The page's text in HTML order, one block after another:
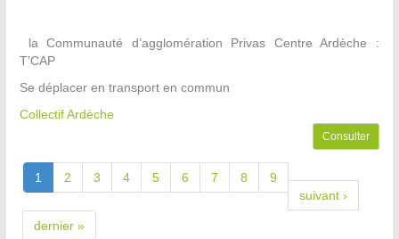
la Communauté d’agglomération Privas Centre Ardèche :
T’CAP
Se déplacer en transport en commun
Collectif Ardèche
Consulter
1 2 3 4 5 6 7 8
9
suivant ›
dernier »